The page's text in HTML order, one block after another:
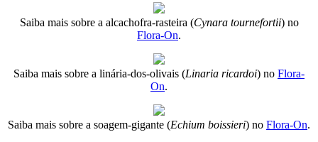
Saiba mais sobre a alcachofra-rasteira (Cynara tournefortii) no
Flora-On.
Saiba mais sobre a linária-dos-olivais (Linaria ricardoi) no Flora-
On.
Saiba mais sobre a soagem-gigante (Echium boissieri) no Flora-On.